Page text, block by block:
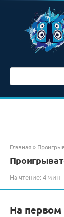
контенту
Главная »
На чтение:4 мин
На первом